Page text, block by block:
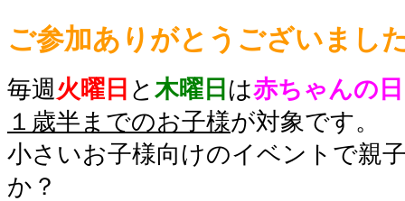
ご参加ありがとうございまし
毎週火曜日 と 木曜日 は赤ちゃんの日
１歳半までのお子様が対象です。
小さいお子様向けのイベントで親
か？